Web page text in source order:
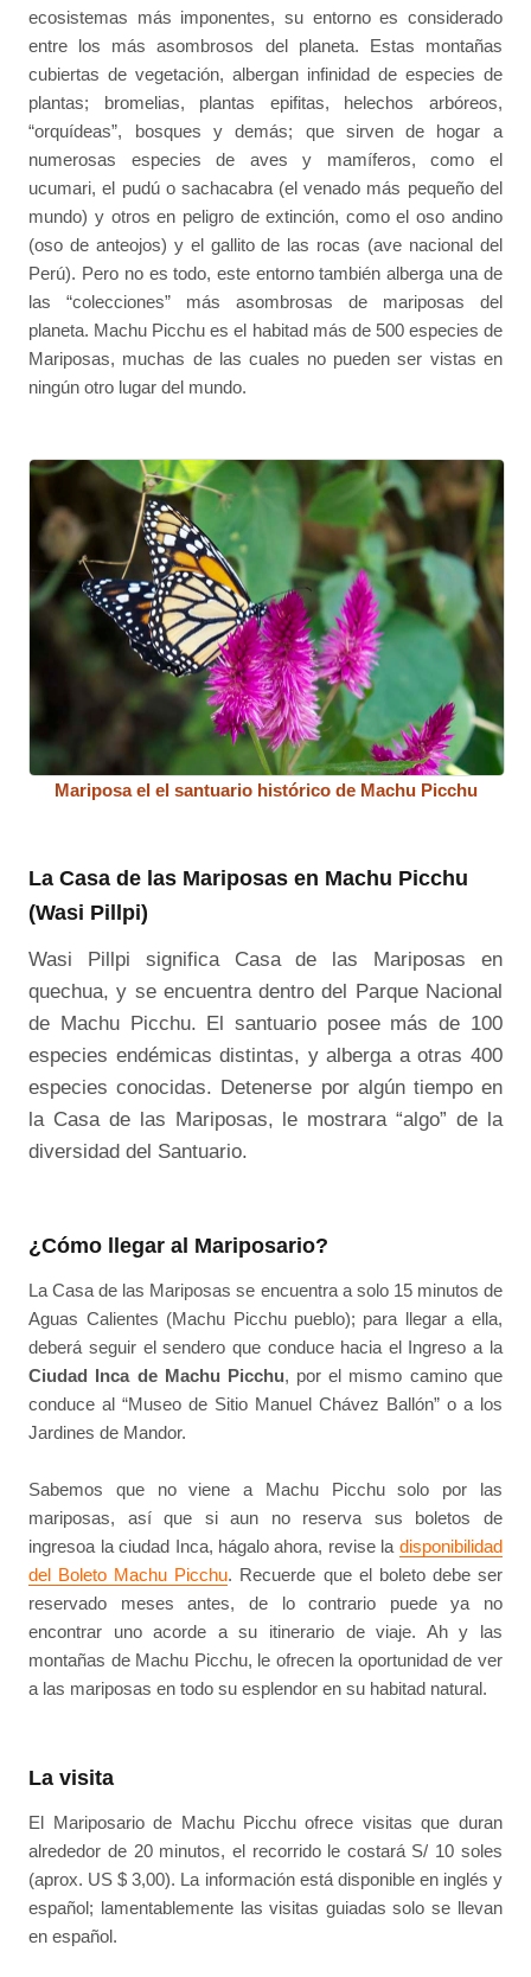
ecosistemas más imponentes, su entorno es considerado
entre los más asombrosos del planeta. Estas montañas
cubiertas de vegetación, albergan infinidad de especies de
plantas; bromelias, plantas epifitas, helechos arbóreos,
“orquídeas”, bosques y demás; que sirven de hogar a
numerosas especies de aves y mamíferos, como el
ucumari, el pudú o sachacabra (el venado más pequeño del
mundo) y otros en peligro de extinción, como el oso andino
(oso de anteojos) y el gallito de las rocas (ave nacional del
Perú). Pero no es todo, este entorno también alberga una de
las “colecciones” más asombrosas de mariposas del
planeta. Machu Picchu es el habitad más de 500 especies de
Mariposas, muchas de las cuales no pueden ser vistas en
ningún otro lugar del mundo.
Mariposa el el santuario histórico de Machu Picchu
La Casa de las Mariposas en Machu Picchu
(Wasi Pillpi)
Wasi Pillpi significa Casa de las Mariposas en
quechua, y se encuentra dentro del Parque Nacional
de Machu Picchu. El santuario posee más de 100
especies endémicas distintas, y alberga a otras 400
especies conocidas. Detenerse por algún tiempo en
la Casa de las Mariposas, le mostrara “algo” de la
diversidad del Santuario.
¿Cómo llegar al Mariposario?
La Casa de las Mariposas se encuentra a solo 15 minutos de
Aguas Calientes (Machu Picchu pueblo); para llegar a ella,
deberá seguir el sendero que conduce hacia el Ingreso a la
Ciudad Inca de Machu Picchu, por el mismo camino que
conduce al “Museo de Sitio Manuel Chávez Ballón” o a los
Jardines de Mandor.
Sabemos que no viene a Machu Picchu solo por las
mariposas, así que si aun no reserva sus boletos de
ingresoa la ciudad Inca, hágalo ahora, revise la disponibilidad
del Boleto Machu Picchu. Recuerde que el boleto debe ser
reservado meses antes, de lo contrario puede ya no
encontrar uno acorde a su itinerario de viaje. Ah y las
montañas de Machu Picchu, le ofrecen la oportunidad de ver
a las mariposas en todo su esplendor en su habitad natural.
La visita
El Mariposario de Machu Picchu ofrece visitas que duran
alrededor de 20 minutos, el recorrido le costará S/ 10 soles
(aprox. US $ 3,00). La información está disponible en inglés y
español; lamentablemente las visitas guiadas solo se llevan
en español.